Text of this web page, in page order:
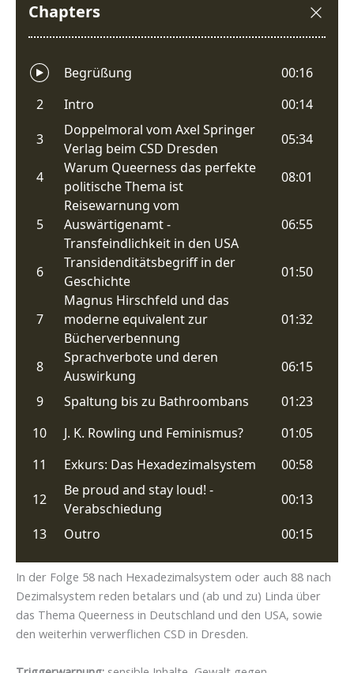
In der Folge 58 nach Hexadezimalsystem oder auch 88 nach
Dezimalsystem reden betalars und (ab und zu) Linda über
das Thema Queerness in Deutschland und den USA, sowie
den weiterhin verwerflichen CSD in Dresden.